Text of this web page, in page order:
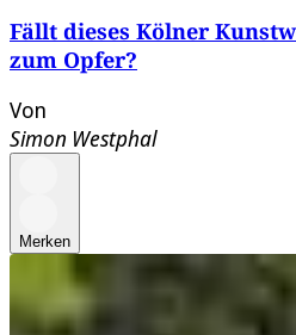
Fällt dieses Kölner
zum Opfer?
Von
Simon Westphal
Merken